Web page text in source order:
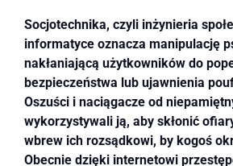
Socjotechnika, czyli inżynieria
informatyce oznacza manipulację
nakłaniającą użytkowników do
bezpieczeństwa lub ujawnienia
Oszuści i naciągacze od
wykorzystywali ją, aby skłonić
wbrew ich rozsądkowi, by kogoś
Obecnie dzięki internetowi